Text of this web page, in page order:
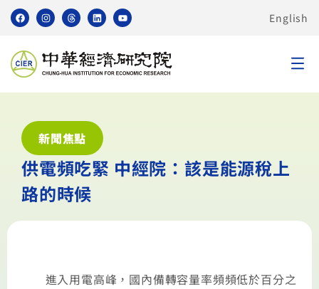
English
新聞焦點
供電頻吃緊 中經院：該是能源稅上
路的時候
進入用電高峰，國內備轉容量率頻頻低於百分之